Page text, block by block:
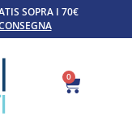
SOPRA I 70€
0